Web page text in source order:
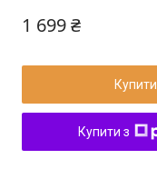
1 699 ₴
Купити
Купити з